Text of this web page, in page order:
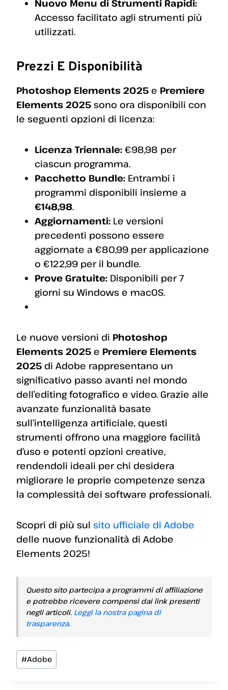
Nuovo Menu di Strumenti Rapidi:
Accesso facilitato agli strumenti più
utilizzati.
Prezzi E Disponibilità
Photoshop Elements 2025 e Premiere
Elements 2025 sono ora disponibili con
le seguenti opzioni di licenza:
Licenza Triennale: €98,98 per
ciascun programma.
Pacchetto Bundle: Entrambi i
programmi disponibili insieme a
€148,98.
Aggiornamenti: Le versioni
precedenti possono essere
aggiornate a €80,99 per applicazione
o €122,99 per il bundle.
Prove Gratuite: Disponibili per 7
giorni su Windows e macOS.
Le nuove versioni di Photoshop
Elements 2025 e Premiere Elements
2025 di Adobe rappresentano un
significativo passo avanti nel mondo
dell’editing fotografico e video. Grazie alle
avanzate funzionalità basate
sull’intelligenza artificiale, questi
strumenti offrono una maggiore facilità
d’uso e potenti opzioni creative,
rendendoli ideali per chi desidera
migliorare le proprie competenze senza
la complessità dei software professionali.
Scopri di più sul sito ufficiale di Adobe
delle nuove funzionalità di Adobe
Elements 2025!
Questo sito partecipa a programmi di affiliazione
e potrebbe ricevere compensi dai link presenti
negli articoli. Leggi la nostra pagina di
trasparenza.
Tag
articolo:
#Adobe